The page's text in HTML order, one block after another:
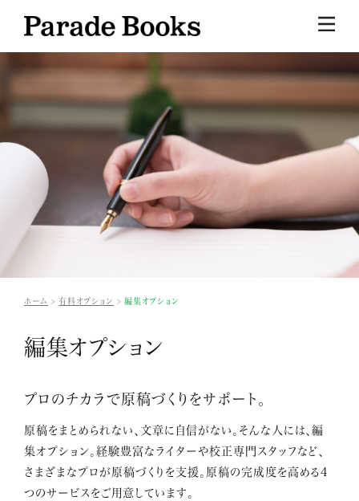
ホーム 有料オプション 編集オプション
編集オプション
プロのチカラで原稿づくりをサポート。
原稿をまとめられない、文章に自信がない。そんな人には、編
集オプション。経験豊富なライターや校正専門スタッフなど、
さまざまなプロが原稿づくりを支援。原稿の完成度を高める4
つのサービスをご用意しています。